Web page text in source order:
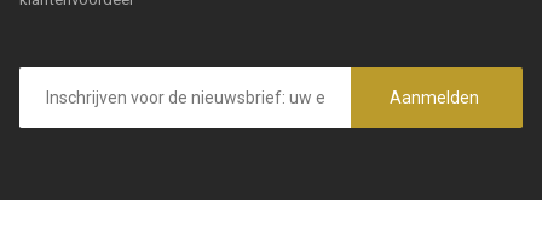
E-
mailadres
Aanmelden